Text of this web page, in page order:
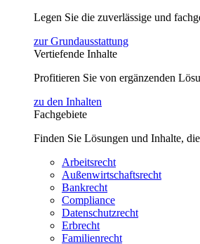
Legen Sie die zuverlässige und
zur Grundausstattung
Vertiefende Inhalte
Profitieren Sie von ergänzenden
zu den Inhalten
Fachgebiete
Finden Sie Lösungen und Inhalte,
Arbeitsrecht
Außenwirtschaftsrecht
Bankrecht
Compliance
Datenschutzrecht
Erbrecht
Familienrecht